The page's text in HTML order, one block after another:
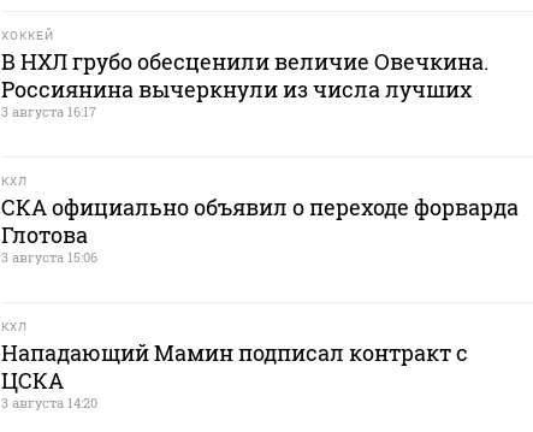
ХОККЕЙ
В НХЛ грубо обесценили величие Овечкина.
Россиянина вычеркнули из числа лучших
3 августа 16:17
КХЛ
СКА официально объявил о переходе форварда
Глотова
3 августа 15:06
КХЛ
Нападающий Мамин подписал контракт с
ЦСКА
3 августа 14:20